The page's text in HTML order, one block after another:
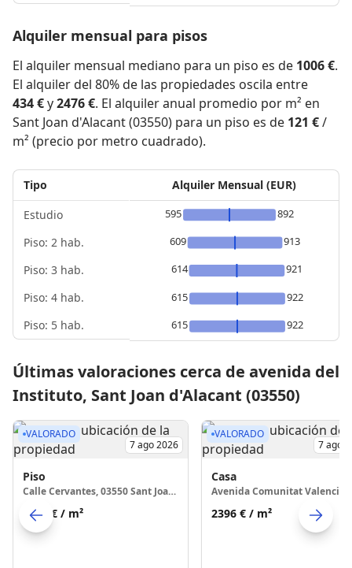
Alquiler mensual para pisos
El alquiler mensual mediano para un piso es de 1006 €.
El alquiler del 80% de las propiedades oscila entre
434 €y2476 €. El alquiler anual promedio por m² en
Sant Joan d'Alacant (03550) para un piso es de 121 €/
m² (precio por metro cuadrado).
Tipo
Estudio
Piso: 2 hab.
Piso: 3 hab.
Piso: 4 hab.
Piso: 5 hab.
Alquiler Mensual (EUR)
595
892
609
913
614
921
615
922
615
922
Últimas valoraciones cerca de avenida del
Instituto, Sant Joan d'Alacant (03550)
VALORADO
7 ago 2026
Piso
Calle Cervantes, 03550 Sant Joan d'Alacant
2140 € / m²
VALORADO
7 ago
Casa
2396 € / m²